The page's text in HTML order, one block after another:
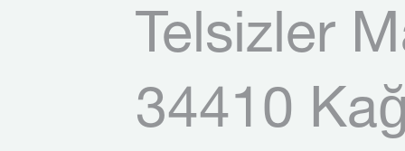
Telsizler
34410